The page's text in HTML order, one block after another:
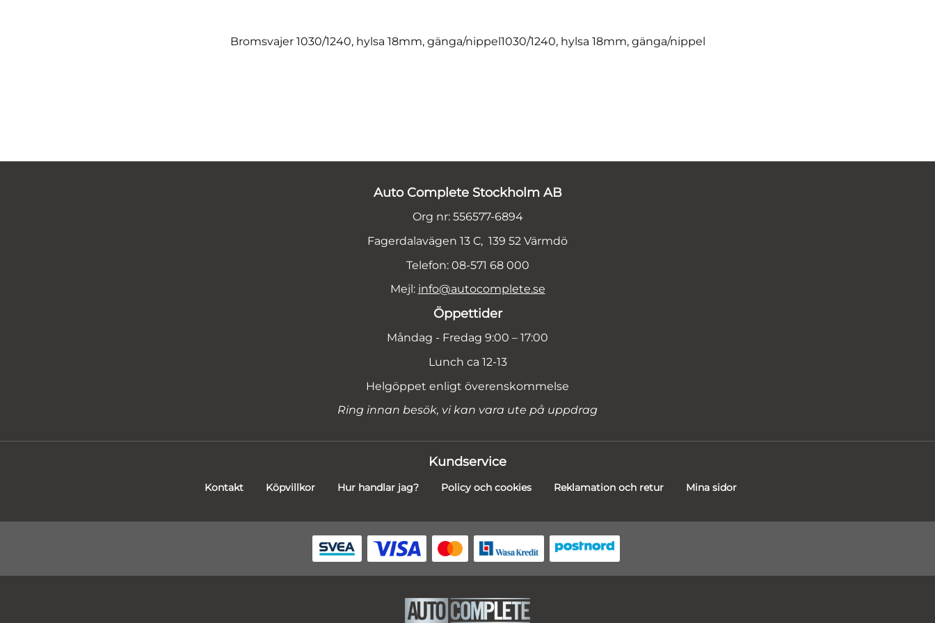
Bromsvajer 1030/1240, hylsa 18mm, gänga/nippel1030/1240, hylsa 18mm, gänga/nippel
Auto Complete Stockholm AB
Org nr: 556577-6894
Fagerdalavägen 13 C, 139 52 Värmdö
Telefon: 08-571 68 000
Mejl: info@autocomplete.se
Öppettider
Måndag - Fredag 9:00 – 17:00
Lunch ca 12-13
Helgöppet enligt överenskommelse
Ring innan besök, vi kan vara ute på uppdrag
Kundservice
Kontakt Köpvillkor Hur handlar jag? Policy och cookies Reklamation och retur Mina sidor